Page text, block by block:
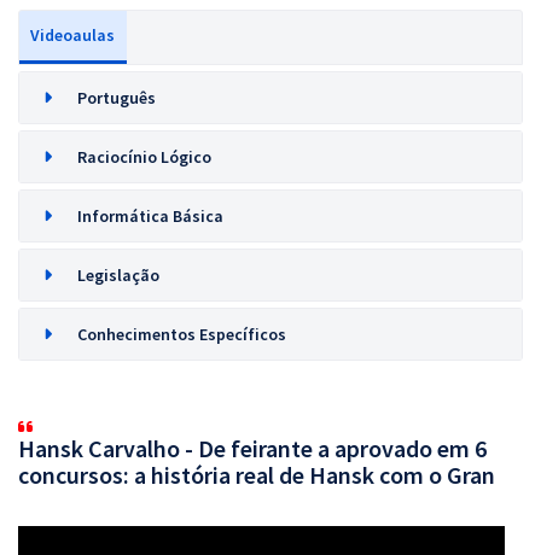
Videoaulas
Português
Raciocínio Lógico
Informática Básica
Legislação
Conhecimentos Específicos
Hansk Carvalho - De feirante a aprovado em 6
concursos: a história real de Hansk com o Gran